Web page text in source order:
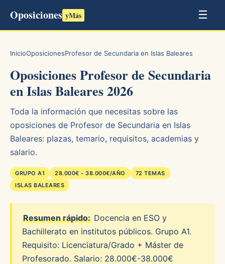
Oposiciones yMás ☰
InicioOposicionesProfesor de Secundaria en Islas Baleares
Oposiciones Profesor de Secundaria
en Islas Baleares 2026
Toda la información que necesitas sobre las
oposiciones de Profesor de Secundaria en Islas
Baleares: plazas, temario, requisitos, academias y
salario.
GRUPO A1 28.000€ - 38.000€/AÑO
72 TEMAS
ISLAS BALEARES
Resumen rápido: Docencia en ESO y
Bachillerato en institutos públicos. Grupo A1.
Requisito: Licenciatura/Grado + Máster de
Profesorado. Salario: 28.000€-38.000€